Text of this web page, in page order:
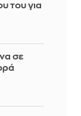
του για
σε